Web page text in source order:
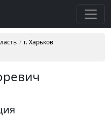
г. Харьков